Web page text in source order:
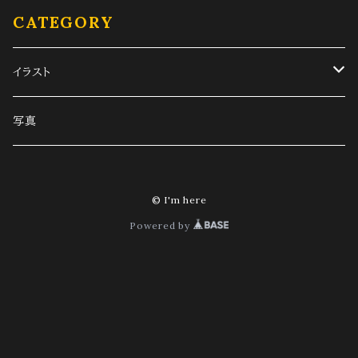
CATEGORY
イラスト
旧車
写真
© I'm here
Powered by